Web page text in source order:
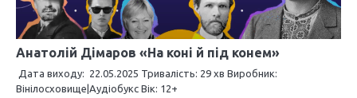
Анатолій Дімаров «На коні й під конем»
Дата виходу: 22.05.2025 Тривалість: 29 хв Виробник:
Вінілосховище|Аудіобукс Вік: 12+